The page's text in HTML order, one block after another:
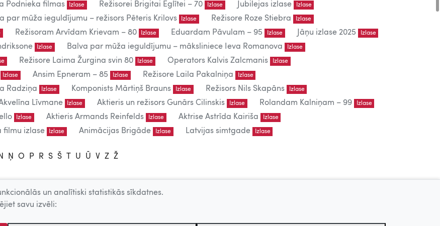
Podnieka filmas Izlase Režisorei Brigitai Eglītei – 70 Izlase Jubilejas izlase Izlase
par mūža ieguldījumu – režisors Pēteris Krilovs Izlase Režisore Roze Stiebra Izlase
Režisoram Arvīdam Krievam – 80 Izlase Eduardam Pāvulam – 95 Izlase Jāņu izlase 2025 Izlase
Izlase Balva par mūža ieguldījumu – māksliniece Ieva Romanova Izlase
Režisore Laima Žurgina svin 80 Izlase Operators Kalvis Zalcmanis Izlase
Izlase Ansim Epneram – 85 Izlase Režisore Laila Pakalniņa Izlase
Radziņa Izlase Komponists Mārtiņš Brauns Izlase Režisors Nils Skapāns Izlase
Līvmane Izlase Aktieris un režisors Gunārs Cilinskis Izlase Rolandam Kalniņam – 99 Izlase
Izlase Aktieris Armands Reinfelds Izlase Aktrise Astrīda Kairiša Izlase
filmu izlase Izlase Animācijas Brigāde Izlase Latvijas simtgade Izlase
N Ņ O P R S Š U Ū V Z Ž
AKKA/LAA u.c. atļaujas.
un analītiski statistikās sīkdatnes.
savu izvēli: